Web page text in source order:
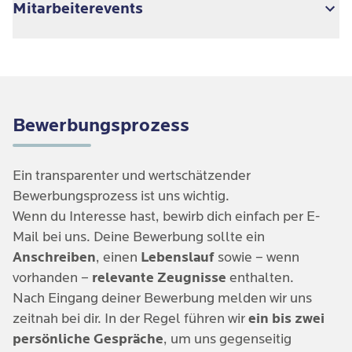
Krisen. Der Service ist streng vertraulich, freiwillig
und kostenfrei.
Mitarbeiterevents
Bewerbungsprozess
Ein transparenter und wertschätzender
Bewerbungsprozess ist uns wichtig.
Wenn du Interesse hast, bewirb dich einfach per E-
Mail bei uns. Deine Bewerbung sollte ein
Anschreiben, einen Lebenslauf sowie – wenn
vorhanden – relevante Zeugnisse enthalten.
Nach Eingang deiner Bewerbung melden wir uns
zeitnah bei dir. In der Regel führen wirein bis zwei
persönliche Gespräche, um uns gegenseitig